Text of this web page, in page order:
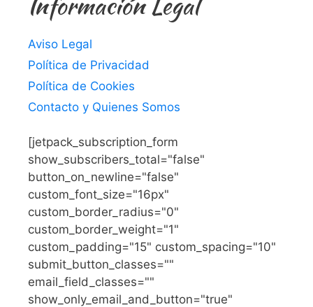
Aviso Legal
Política de Privacidad
Política de Cookies
Contacto y Quienes Somos
[jetpack_subscription_form
show_subscribers_total="false"
button_on_newline="false"
custom_font_size="16px"
custom_border_radius="0"
custom_border_weight="1"
custom_padding="15" custom_spacing="10"
submit_button_classes=""
email_field_classes=""
show_only_email_and_button="true"